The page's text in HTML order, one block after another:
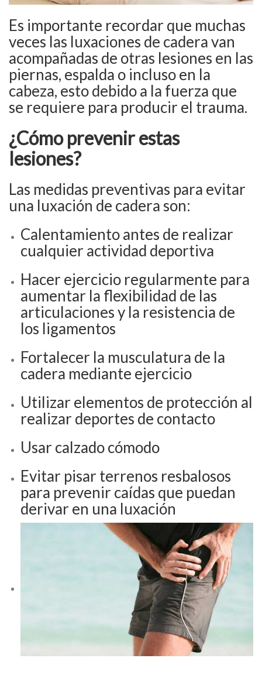
Es importante recordar que muchas
veces las luxaciones de cadera van
acompañadas de otras lesiones en las
piernas, espalda o incluso en la
cabeza, esto debido a la fuerza que
se requiere para producir el trauma.
¿Cómo prevenir estas
lesiones?
Las medidas preventivas para evitar
una luxación de cadera son:
Calentamiento antes de realizar
cualquier actividad deportiva
Hacer ejercicio regularmente para
aumentar la flexibilidad de las
articulaciones y la resistencia de
los ligamentos
Fortalecer la musculatura de la
cadera mediante ejercicio
Utilizar elementos de protección al
realizar deportes de contacto
Usar calzado cómodo
Evitar pisar terrenos resbalosos
para prevenir caídas que puedan
derivar en una luxación